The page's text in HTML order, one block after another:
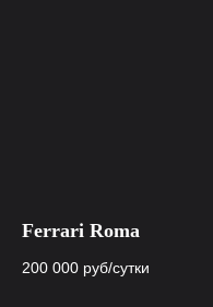
Ferrari Roma
200 000 руб/сутки